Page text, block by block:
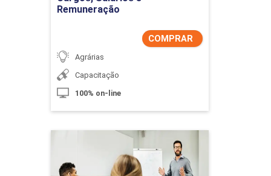
Remuneração
COMPRAR
Agrárias
Capacitação
100% on-line
Coaching e Carreira
Detalhes do curso